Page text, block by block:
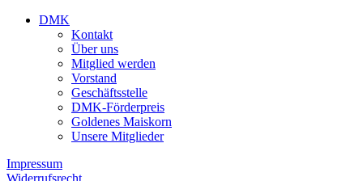
DMK
Kontakt
Über uns
Mitglied werden
Vorstand
Geschäftsstelle
DMK-Förderpreis
Goldenes Maiskorn
Unsere Mitglieder
Impressum
Widerrufsrecht